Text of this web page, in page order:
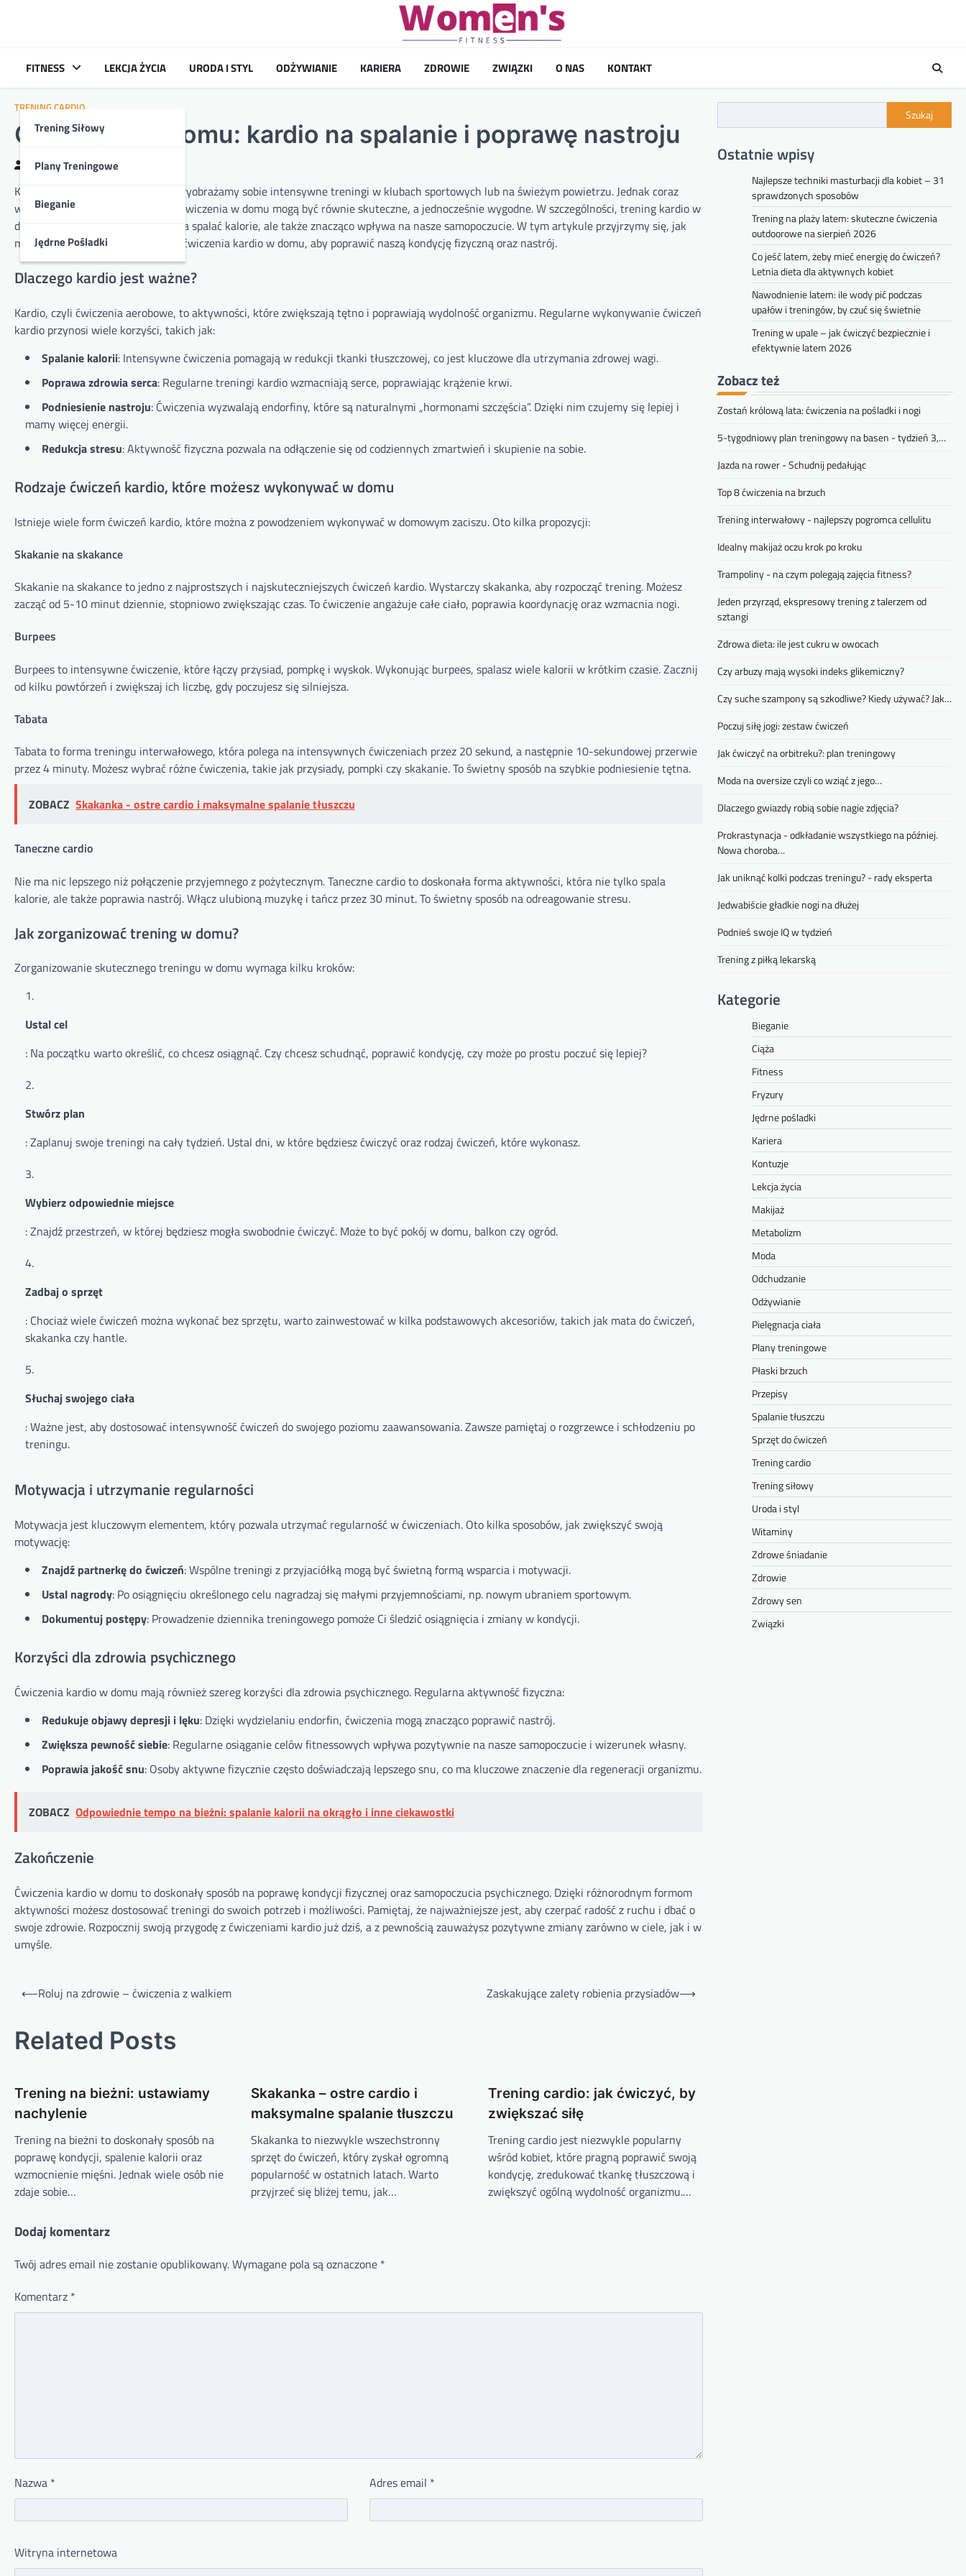
FITNESS
Trening Siłowy
Plany Treningowe
Bieganie
Jędrne Pośladki
LEKCJA ŻYCIA URODA I STYL ODŻYWIANIE KARIERA ZDROWIE ZWIĄZKI O NAS KONTAKT
TRENING CARDIO
Ćwiczenia w domu: kardio na spalanie i poprawę nastroju
Kasia 2024-09-30
Kiedy myślimy o fitnessie, często wyobrażamy sobie intensywne treningi w klubach sportowych lub na świeżym powietrzu. Jednak coraz
większa liczba kobiet odkrywa, że ćwiczenia w domu mogą być równie skuteczne, a jednocześnie wygodne. W szczególności, trening kardio w
domowym zaciszu nie tylko pomaga spalać kalorie, ale także znacząco wpływa na nasze samopoczucie. W tym artykule przyjrzymy się, jak
można efektywnie przeprowadzać ćwiczenia kardio w domu, aby poprawić naszą kondycję fizyczną oraz nastrój.
Dlaczego kardio jest ważne?
Kardio, czyli ćwiczenia aerobowe, to aktywności, które zwiększają tętno i poprawiają wydolność organizmu. Regularne wykonywanie ćwiczeń
kardio przynosi wiele korzyści, takich jak:
Spalanie kalorii: Intensywne ćwiczenia pomagają w redukcji tkanki tłuszczowej, co jest kluczowe dla utrzymania zdrowej wagi.
Poprawa zdrowia serca: Regularne treningi kardio wzmacniają serce, poprawiając krążenie krwi.
Podniesienie nastroju: Ćwiczenia wyzwalają endorfiny, które są naturalnymi „hormonami szczęścia”. Dzięki nim czujemy się lepiej i
mamy więcej energii.
Redukcja stresu: Aktywność fizyczna pozwala na odłączenie się od codziennych zmartwień i skupienie na sobie.
Rodzaje ćwiczeń kardio, które możesz wykonywać w domu
Istnieje wiele form ćwiczeń kardio, które można z powodzeniem wykonywać w domowym zaciszu. Oto kilka propozycji:
Skakanie na skakance
Skakanie na skakance to jedno z najprostszych i najskuteczniejszych ćwiczeń kardio. Wystarczy skakanka, aby rozpocząć trening. Możesz
zacząć od 5-10 minut dziennie, stopniowo zwiększając czas. To ćwiczenie angażuje całe ciało, poprawia koordynację oraz wzmacnia nogi.
Burpees
Burpees to intensywne ćwiczenie, które łączy przysiad, pompkę i wyskok. Wykonując burpees, spalasz wiele kalorii w krótkim czasie. Zacznij
od kilku powtórzeń i zwiększaj ich liczbę, gdy poczujesz się silniejsza.
Tabata
Tabata to forma treningu interwałowego, która polega na intensywnych ćwiczeniach przez 20 sekund, a następnie 10-sekundowej przerwie
przez 4 minuty. Możesz wybrać różne ćwiczenia, takie jak przysiady, pompki czy skakanie. To świetny sposób na szybkie podniesienie tętna.
ZOBACZ Skakanka - ostre cardio i maksymalne spalanie tłuszczu
Taneczne cardio
Nie ma nic lepszego niż połączenie przyjemnego z pożytecznym. Taneczne cardio to doskonała forma aktywności, która nie tylko spala
kalorie, ale także poprawia nastrój. Włącz ulubioną muzykę i tańcz przez 30 minut. To świetny sposób na odreagowanie stresu.
Jak zorganizować trening w domu?
Zorganizowanie skutecznego treningu w domu wymaga kilku kroków:
Ustal cel
: Na początku warto określić, co chcesz osiągnąć. Czy chcesz schudnąć, poprawić kondycję, czy może po prostu poczuć się lepiej?
Stwórz plan
: Zaplanuj swoje treningi na cały tydzień. Ustal dni, w które będziesz ćwiczyć oraz rodzaj ćwiczeń, które wykonasz.
Wybierz odpowiednie miejsce
: Znajdź przestrzeń, w której będziesz mogła swobodnie ćwiczyć. Może to być pokój w domu, balkon czy ogród.
Zadbaj o sprzęt
: Chociaż wiele ćwiczeń można wykonać bez sprzętu, warto zainwestować w kilka podstawowych akcesoriów, takich jak mata do ćwiczeń,
skakanka czy hantle.
Słuchaj swojego ciała
: Ważne jest, aby dostosować intensywność ćwiczeń do swojego poziomu zaawansowania. Zawsze pamiętaj o rozgrzewce i schłodzeniu po
treningu.
Motywacja i utrzymanie regularności
Motywacja jest kluczowym elementem, który pozwala utrzymać regularność w ćwiczeniach. Oto kilka sposobów, jak zwiększyć swoją
motywację:
Znajdź partnerkę do ćwiczeń: Wspólne treningi z przyjaciółką mogą być świetną formą wsparcia i motywacji.
Ustal nagrody: Po osiągnięciu określonego celu nagradzaj się małymi przyjemnościami, np. nowym ubraniem sportowym.
Dokumentuj postępy: Prowadzenie dziennika treningowego pomoże Ci śledzić osiągnięcia i zmiany w kondycji.
Korzyści dla zdrowia psychicznego
Ćwiczenia kardio w domu mają również szereg korzyści dla zdrowia psychicznego. Regularna aktywność fizyczna:
Redukuje objawy depresji i lęku: Dzięki wydzielaniu endorfin, ćwiczenia mogą znacząco poprawić nastrój.
Zwiększa pewność siebie: Regularne osiąganie celów fitnessowych wpływa pozytywnie na nasze samopoczucie i wizerunek własny.
Poprawia jakość snu: Osoby aktywne fizycznie często doświadczają lepszego snu, co ma kluczowe znaczenie dla regeneracji organizmu.
ZOBACZ Odpowiednie tempo na bieżni: spalanie kalorii na okrągło i inne ciekawostki
Zakończenie
Ćwiczenia kardio w domu to doskonały sposób na poprawę kondycji fizycznej oraz samopoczucia psychicznego. Dzięki różnorodnym formom
aktywności możesz dostosować treningi do swoich potrzeb i możliwości. Pamiętaj, że najważniejsze jest, aby czerpać radość z ruchu i dbać o
swoje zdrowie. Rozpocznij swoją przygodę z ćwiczeniami kardio już dziś, a z pewnością zauważysz pozytywne zmiany zarówno w ciele, jak i w
umyśle.
Nawigacja
⟵Roluj na zdrowie – ćwiczenia z walkiem Zaskakujące zalety robienia przysiadów⟶
Related Posts
Trening na bieżni: ustawiamy
nachylenie
Trening na bieżni to doskonały sposób na
poprawę kondycji, spalenie kalorii oraz
wzmocnienie mięśni. Jednak wiele osób nie
zdaje sobie…
Skakanka – ostre cardio i
maksymalne spalanie tłuszczu
Skakanka to niezwykle wszechstronny
sprzęt do ćwiczeń, który zyskał ogromną
popularność w ostatnich latach. Warto
przyjrzeć się bliżej temu, jak…
Trening cardio: jak ćwiczyć, by
zwiększać siłę
Trening cardio jest niezwykle popularny
wśród kobiet, które pragną poprawić swoją
kondycję, zredukować tkankę tłuszczową i
zwiększyć ogólną wydolność organizmu.…
Dodaj komentarz
Twój adres email nie zostanie opublikowany.Wymagane pola są oznaczone *
Komentarz *
Nazwa * Adres email *
Witryna internetowa
Szukaj
Ostatnie wpisy
Najlepsze techniki masturbacji dla kobiet – 31
sprawdzonych sposobów
Trening na plaży latem: skuteczne ćwiczenia
outdoorowe na sierpień 2026
Co jeść latem, żeby mieć energię do ćwiczeń?
Letnia dieta dla aktywnych kobiet
Nawodnienie latem: ile wody pić podczas
upałów i treningów, by czuć się świetnie
Trening w upale – jak ćwiczyć bezpiecznie i
efektywnie latem 2026
Zobacz też
Zostań królową lata: ćwiczenia na pośladki i nogi
5-tygodniowy plan treningowy na basen - tydzień 3,…
Jazda na rower - Schudnij pedałując
Top 8 ćwiczenia na brzuch
Trening interwałowy - najlepszy pogromca cellulitu
Idealny makijaż oczu krok po kroku
Trampoliny - na czym polegają zajęcia fitness?
Jeden przyrząd, ekspresowy trening z talerzem od
sztangi
Zdrowa dieta: ile jest cukru w owocach
Czy arbuzy mają wysoki indeks glikemiczny?
Czy suche szampony są szkodliwe? Kiedy używać? Jak…
Poczuj siłę jogi: zestaw ćwiczeń
Jak ćwiczyć na orbitreku?: plan treningowy
Moda na oversize czyli co wziąć z jego…
Dlaczego gwiazdy robią sobie nagie zdjęcia?
Prokrastynacja - odkładanie wszystkiego na później.
Nowa choroba…
Jak uniknąć kolki podczas treningu? - rady eksperta
Jedwabiście gładkie nogi na dłużej
Podnieś swoje IQ w tydzień
Trening z piłką lekarską
Kategorie
Bieganie
Ciąża
Fitness
Fryzury
Jędrne pośladki
Kariera
Kontuzje
Lekcja życia
Makijaż
Metabolizm
Moda
Odchudzanie
Odżywianie
Pielęgnacja ciała
Plany treningowe
Płaski brzuch
Przepisy
Spalanie tłuszczu
Sprzęt do ćwiczeń
Trening cardio
Trening siłowy
Uroda i styl
Witaminy
Zdrowe śniadanie
Zdrowie
Zdrowy sen
Związki